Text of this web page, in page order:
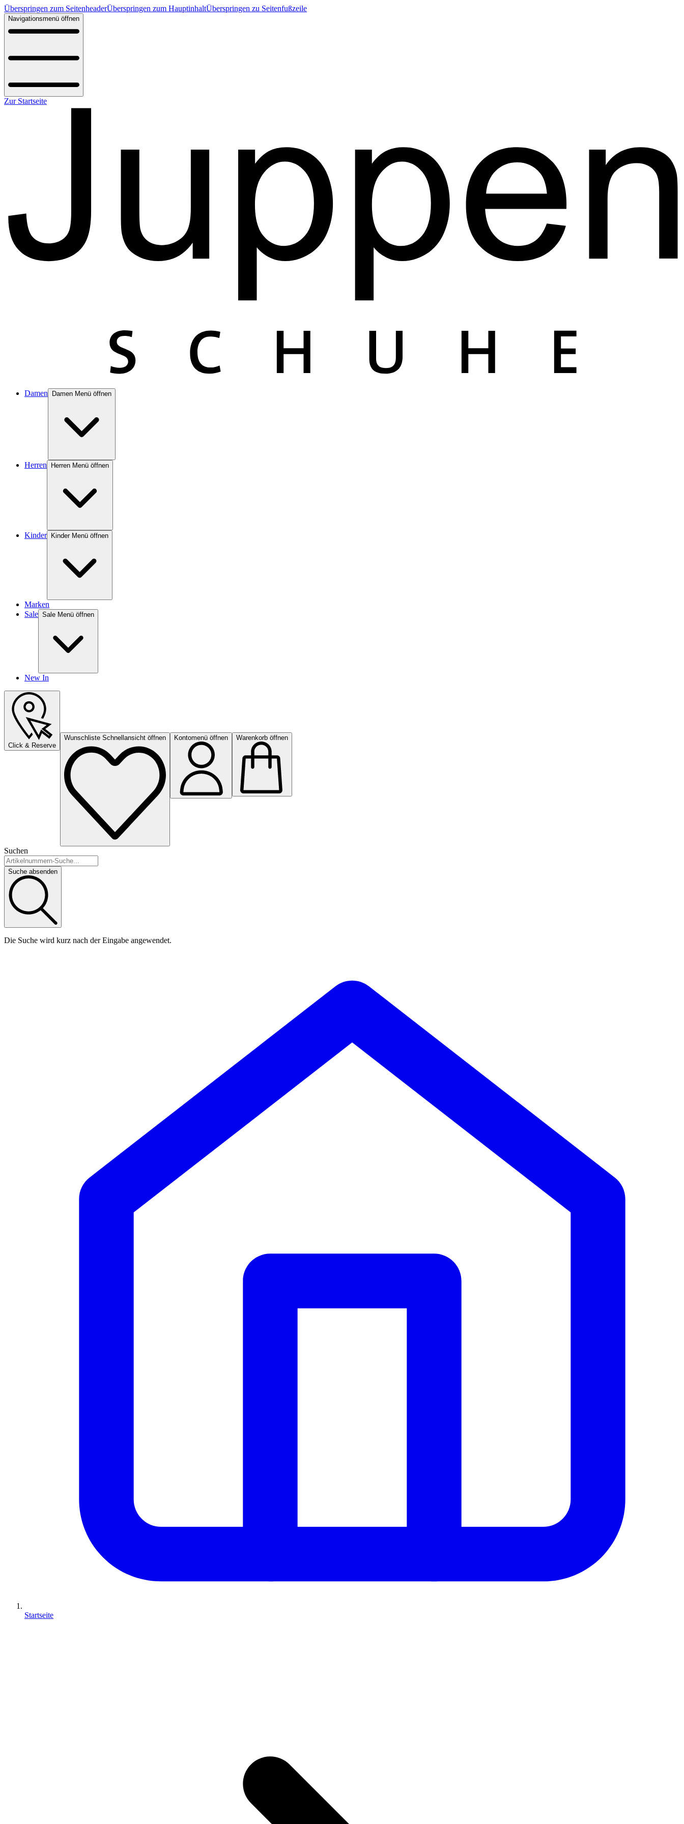
Überspringen zum SeitenheaderÜberspringen zum HauptinhaltÜberspringen zu Seitenfußzeile
Navigationsmenü öffnen
Zur Startseite
Damen Damen Menü öffnen
Herren Herren Menü öffnen
Kinder Kinder Menü öffnen
Marken
Sale Sale Menü öffnen
New In
Click & Reserve
Wunschliste Schnellansicht öffnen Kontomenü öffnen Warenkorb öffnen
Suchen
Suche absenden
Die Suche wird kurz nach der Eingabe angewendet.
Startseite